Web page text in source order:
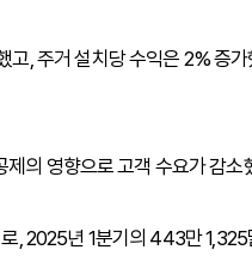
, 주거 설치당 수익은 2% 증
의 영향으로 고객 수요가 감소
, 2025년 1분기의 443만